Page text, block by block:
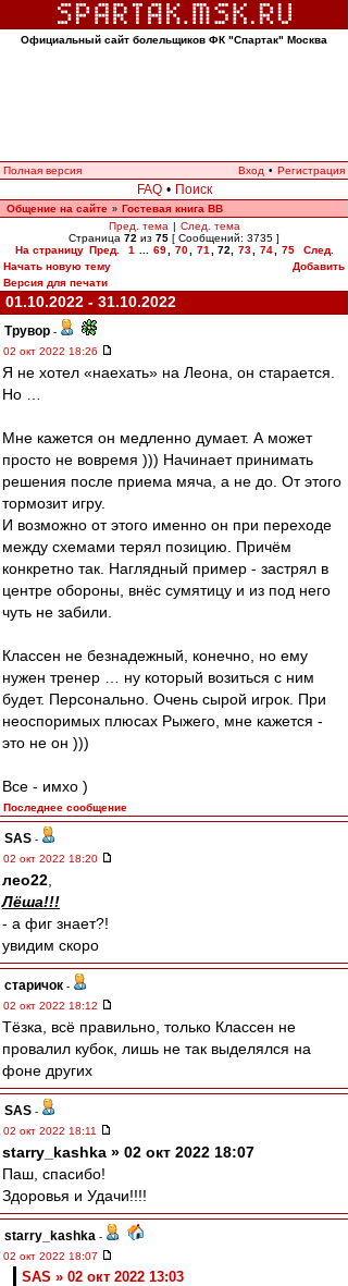
Официальный сайт болельщиков ФК "Спартак" Москва
Полная версия Вход • Регистрация
FAQ • Поиск
Общение на сайте » Гостевая книга ВВ
Пред. тема | След. тема
Страница 72 из 75 [ Сообщений: 3735 ]
На страницу Пред. 1 69 70 71 72 73 74 75
След.
Начать новую тему
Добавить
Версия для печати
01.10.2022 - 31.10.2022
Трувор -
02 окт 2022 18:26
Я не хотел «наехать» на Леона, он старается.
Но …
Мне кажется он медленно думает. А может
просто не вовремя ))) Начинает принимать
решения после приема мяча, а не до. От этого
тормозит игру.
И возможно от этого именно он при переходе
между схемами терял позицию. Причём
конкретно так. Наглядный пример - застрял в
центре обороны, внёс сумятицу и из под него
чуть не забили.
Классен не безнадежный, конечно, но ему
нужен тренер … ну который возиться с ним
будет. Персонально. Очень сырой игрок. При
неоспоримых плюсах Рыжего, мне кажется -
это не он )))
Все - имхо )
Последнее сообщение
SAS -
02 окт 2022 18:20
лео22
Лёша!!!
- а фиг знает?!
увидим скоро
старичок -
02 окт 2022 18:12
Тёзка, всё правильно, только Классен не
провалил кубок, лишь не так выделялся на
фоне других
SAS -
02 окт 2022 18:11
starry_kashka » 02 окт 2022 18:07
Паш, спасибо!
Здоровья и Удачи!!!!
starry_kashka -
02 окт 2022 18:07
SAS » 02 окт 2022 13:03